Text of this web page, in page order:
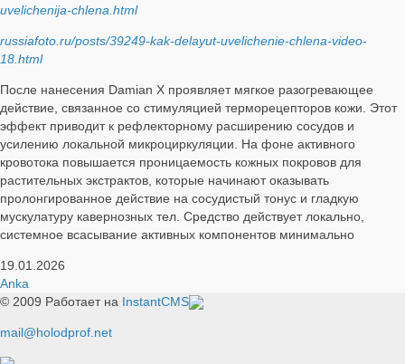
uvelichenija-chlena.html
russiafoto.ru/posts/39249-kak-delayut-uvelichenie-chlena-video-
18.html
После нанесения Damian X проявляет мягкое разогревающее
действие, связанное со стимуляцией терморецепторов кожи. Этот
эффект приводит к рефлекторному расширению сосудов и
усилению локальной микроциркуляции. На фоне активного
кровотока повышается проницаемость кожных покровов для
растительных экстрактов, которые начинают оказывать
пролонгированное действие на сосудистый тонус и гладкую
мускулатуру кавернозных тел. Средство действует локально,
системное всасывание активных компонентов минимально
19.01.2026
Anka
© 2009 Работает на InstantCMS
mail@holodprof.net